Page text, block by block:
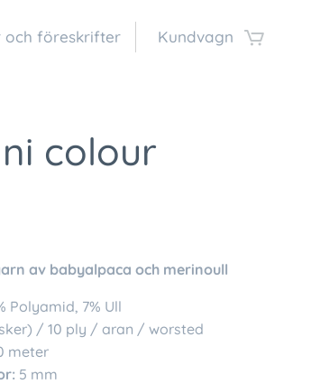
och föreskrifter Kundvagn
colour
av babyalpaca och merinoull
Polyamid, 7% Ull
/ 10 ply / aran / worsted
meter
5 mm